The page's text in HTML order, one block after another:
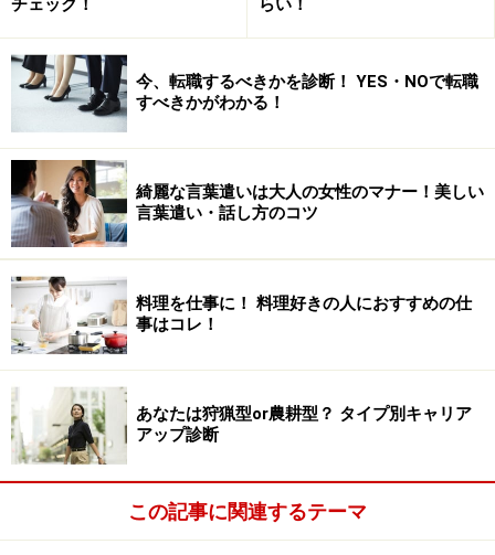
チェック！
らい！
今、転職するべきかを診断！ YES・NOで転職
すべきかがわかる！
綺麗な言葉遣いは大人の女性のマナー！美しい
言葉遣い・話し方のコツ
料理を仕事に！ 料理好きの人におすすめの仕
事はコレ！
あなたは狩猟型or農耕型？ タイプ別キャリア
アップ診断
この記事に関連するテーマ